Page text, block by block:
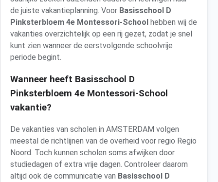
de juiste vakantieplanning. Voor Basisschool D
Pinksterbloem 4e Montessori-School hebben wij de
vakanties overzichtelijk op een rij gezet, zodat je snel
kunt zien wanneer de eerstvolgende schoolvrije
periode begint.
Wanneer heeft Basisschool D
Pinksterbloem 4e Montessori-School
vakantie?
De vakanties van scholen in AMSTERDAM volgen
meestal de richtlijnen van de overheid voor regio Regio
Noord. Toch kunnen scholen soms afwijken door
studiedagen of extra vrije dagen. Controleer daarom
altijd ook de communicatie van Basisschool D